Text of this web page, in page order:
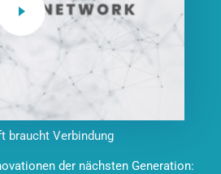
braucht Verbindung
der nächsten Generation: